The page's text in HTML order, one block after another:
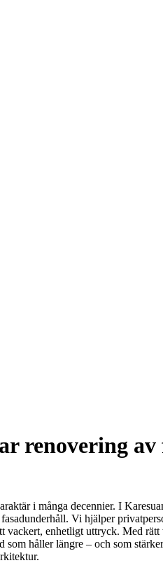
renovering
i många decennier. I
Vi hjälper
enhetligt uttryck. Med
håller längre – och som